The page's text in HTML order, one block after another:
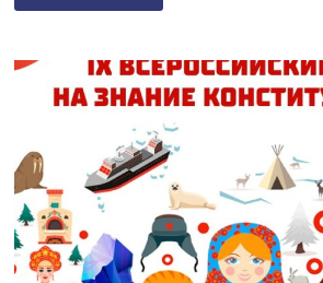
ПРИНЯЛ
ВСЕРОССИЙСКОМ
ЗНАНИЕ
СТРАНЫ.